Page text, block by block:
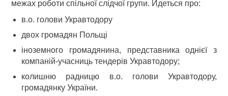
межах роботи спільної слідчої групи. Йдеться про:
в.о. голови Укравтодору
двох громадян Польщі
іноземного громадянина, представника однієї з
компаній-учасниць тендерів Укравтодору;
колишню радницю в.о. голови Укравтодору,
громадянку України.